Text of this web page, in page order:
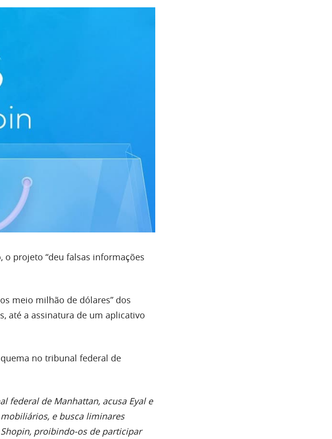
projeto “deu falsas informações
meio milhão de dólares” dos
até a assinatura de um aplicativo
no tribunal federal de
federal de Manhattan, acusa Eyal e
e busca liminares
proibindo-os de participar